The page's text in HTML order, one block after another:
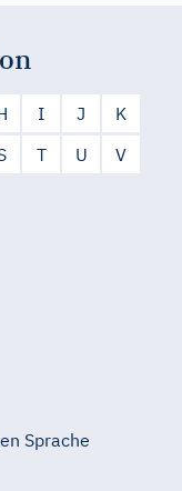
I J
K
T U
V
Sprache